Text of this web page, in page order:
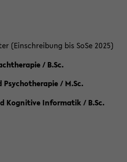
(Einschreibung bis SoSe 2025)
/ B.Sc.
Psychotherapie / M.Sc.
Kognitive Informatik / B.Sc.